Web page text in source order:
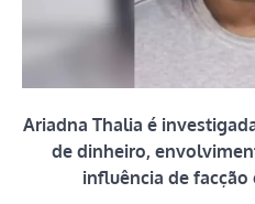
Ariadna Thalia é
de dinheiro,
influência de